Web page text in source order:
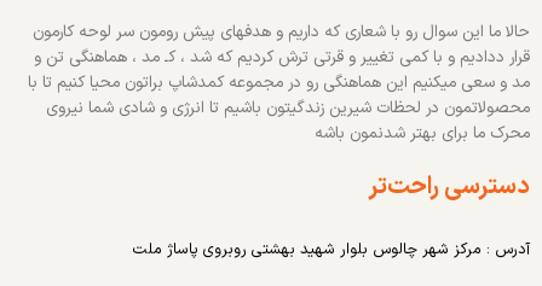
حالا ما این سوال رو با شعاری که داریم و هدفهای پیش رومون سر لوحه کارمون
قرار ددادیم و با کمی تغییر و قرتی ترش کردیم که شد ، کـ مد ، هماهنگی تن و
مد و سعی میکنیم این هماهنگی رو در مجموعه کمدشاپ براتون محیا کنیم تا با
محصولاتمون در لحظات شیرین زندگیتون باشیم تا انرژی و شادی شما نیروی
محرک ما برای بهتر شدنمون باشه
دسترسی راحت‌تر
آدرس : مرکز شهر چالوس بلوار شهید بهشتی روبروی پاساژ ملت